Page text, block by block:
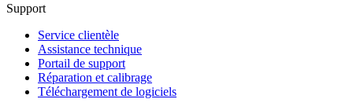
Support
Service clientèle
Assistance technique
Portail de support
Réparation et calibrage
Téléchargement de logiciels